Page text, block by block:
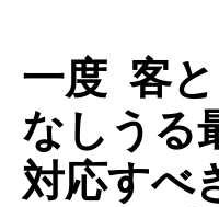
一度 客
なしうる
対応すべ